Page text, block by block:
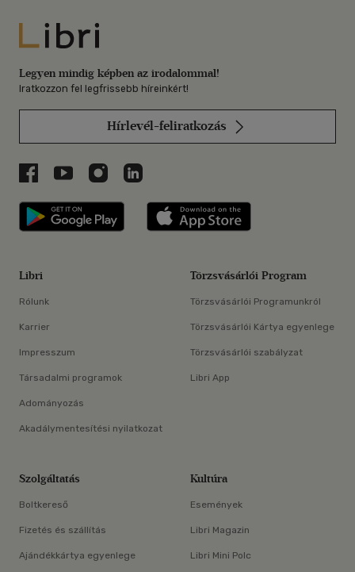
Libri
Legyen mindig képben az irodalommal!
Iratkozzon fel legfrissebb híreinkért!
Hírlevél-feliratkozás
Libri a Facebookon
Libri a Youtube-on
Libri az Instagramon
Libri a LinkedInen
Libri applikáció Szerezd meg: Google
Libri
Rólunk
Karrier
Impresszum
Társadalmi programok
Adományozás
Akadálymentesítési nyilatkozat
Törzsvásárlói Program
Törzsvásárlói Programunkról
Törzsvásárlói Kártya egyenlege
Törzsvásárlói szabályzat
Libri App
Szolgáltatás
Boltkereső
Fizetés és szállítás
Ajándékkártya egyenlege
Kultúra
Események
Libri Magazin
Libri Mini Polc